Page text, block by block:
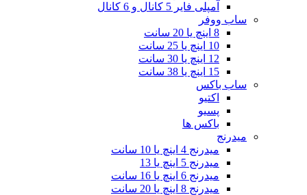
آمپلی فایر 5 کانال و 6 کانال
ساب ووفر
8 اینچ یا 20 سانت
10 اینچ یا 25 سانت
12 اینچ یا 30 سانت
15 اینچ یا 38 سانت
ساب باکس
اکتیو
پسیو
باکس ها
میدرنج
میدرنج 4 اینچ یا 10 سانت
میدرنج 5 اینچ یا 13
میدرنج 6 اینچ یا 16 سانت
میدرنج 8 اینچ یا 20 سانت